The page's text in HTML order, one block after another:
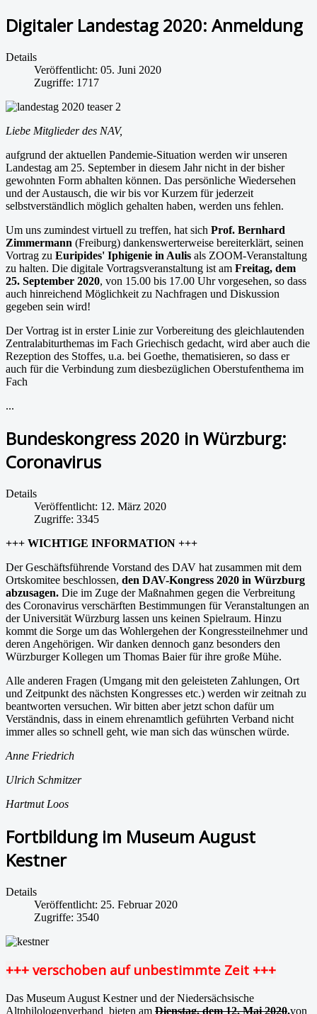
Digitaler Landestag 2020: Anmeldung
Details
Veröffentlicht: 05. Juni 2020
Zugriffe: 1717
Liebe Mitglieder des NAV,
aufgrund der aktuellen Pandemie-Situation werden wir unseren
Landestag am 25. September in diesem Jahr nicht in der bisher
gewohnten Form abhalten können. Das persönliche Wiedersehen
und der Austausch, die wir bis vor Kurzem für jederzeit
selbstverständlich möglich gehalten haben, werden uns fehlen.
Um uns zumindest virtuell zu treffen, hat sich Prof. Bernhard
Zimmermann (Freiburg) dankenswerterweise bereiterklärt, seinen
Vortrag zu Euripides' Iphigenie in Aulis als ZOOM-Veranstaltung
zu halten. Die digitale Vortragsveranstaltung ist am Freitag, dem
25. September 2020, von 15.00 bis 17.00 Uhr vorgesehen, so dass
auch hinreichend Möglichkeit zu Nachfragen und Diskussion
gegeben sein wird!
Der Vortrag ist in erster Linie zur Vorbereitung des gleichlautenden
Zentralabiturthemas im Fach Griechisch gedacht, wird aber auch die
Rezeption des Stoffes, u.a. bei Goethe, thematisieren, so dass er
auch für die Verbindung zum diesbezüglichen Oberstufenthema im
Fach
...
Bundeskongress 2020 in Würzburg:
Coronavirus
Details
Veröffentlicht: 12. März 2020
Zugriffe: 3345
+++ WICHTIGE INFORMATION +++
Der Geschäftsführende Vorstand des DAV hat zusammen mit dem
Ortskomitee beschlossen, den DAV-Kongress 2020 in Würzburg
abzusagen. Die im Zuge der Maßnahmen gegen die Verbreitung
des Coronavirus verschärften Bestimmungen für Veranstaltungen an
der Universität Würzburg lassen uns keinen Spielraum. Hinzu
kommt die Sorge um das Wohlergehen der Kongressteilnehmer und
deren Angehörigen. Wir danken dennoch ganz besonders den
Würzburger Kollegen um Thomas Baier für ihre große Mühe.
Alle anderen Fragen (Umgang mit den geleisteten Zahlungen, Ort
und Zeitpunkt des nächsten Kongresses etc.) werden wir zeitnah zu
beantworten versuchen. Wir bitten aber jetzt schon dafür um
Verständnis, dass in einem ehrenamtlich geführten Verband nicht
immer alles so schnell geht, wie man sich das wünschen würde.
Anne Friedrich
Ulrich Schmitzer
Hartmut Loos
Fortbildung im Museum August
Kestner
Details
Veröffentlicht: 25. Februar 2020
Zugriffe: 3540
+++ verschoben auf unbestimmte Zeit +++
Das Museum August Kestner und der Niedersächsische
Altphilologenverband bieten am Dienstag, dem 12. Mai 2020,von